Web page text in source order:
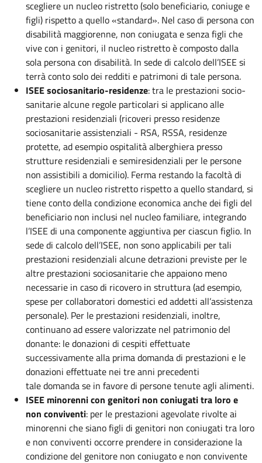
scegliere un nucleo ristretto (solo beneficiario, coniuge e
figli) rispetto a quello «standard». Nel caso di persona con
disabilità maggiorenne, non coniugata e senza figli che
vive con i genitori, il nucleo ristretto è composto dalla
sola persona con disabilità. In sede di calcolo dell’ISEE si
terrà conto solo dei redditi e patrimoni di tale persona.
ISEE sociosanitario-residenze: tra le prestazioni socio-
sanitarie alcune regole particolari si applicano alle
prestazioni residenziali (ricoveri presso residenze
sociosanitarie assistenziali - RSA, RSSA, residenze
protette, ad esempio ospitalità alberghiera presso
strutture residenziali e semiresidenziali per le persone
non assistibili a domicilio). Ferma restando la facoltà di
scegliere un nucleo ristretto rispetto a quello standard, si
tiene conto della condizione economica anche dei figli del
beneficiario non inclusi nel nucleo familiare, integrando
l’ISEE di una componente aggiuntiva per ciascun figlio. In
sede di calcolo dell’ISEE, non sono applicabili per tali
prestazioni residenziali alcune detrazioni previste per le
altre prestazioni sociosanitarie che appaiono meno
necessarie in caso di ricovero in struttura (ad esempio,
spese per collaboratori domestici ed addetti all’assistenza
personale). Per le prestazioni residenziali, inoltre,
continuano ad essere valorizzate nel patrimonio del
donante: le donazioni di cespiti effettuate
successivamente alla prima domanda di prestazioni e le
donazioni effettuate nei tre anni precedenti
tale domanda se in favore di persone tenute agli alimenti.
ISEE minorenni con genitori non coniugati tra loro e
non conviventi: per le prestazioni agevolate rivolte ai
minorenni che siano figli di genitori non coniugati tra loro
e non conviventi occorre prendere in considerazione la
condizione del genitore non coniugato e non convivente